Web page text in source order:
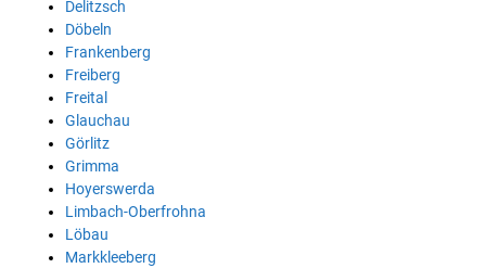
Delitzsch
Döbeln
Frankenberg
Freiberg
Freital
Glauchau
Görlitz
Grimma
Hoyerswerda
Limbach-Oberfrohna
Löbau
Markkleeberg